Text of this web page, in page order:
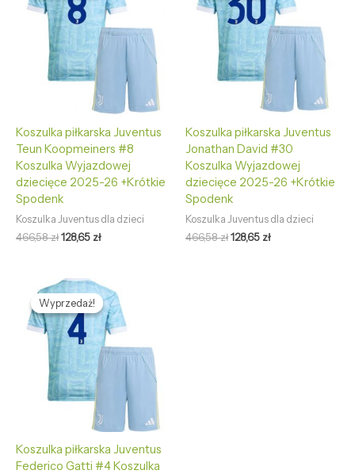
Koszulka piłkarska Juventus
Teun Koopmeiners #8
Koszulka Wyjazdowej
dziecięce 2025-26 +Krótkie
Spodenk
Koszulka Juventus dla dzieci
466,58zł
466,58 zł.
128,65 zł
128,65 zł.
Koszulka piłkarska Juventus
Jonathan David #30
Koszulka Wyjazdowej
dziecięce 2025-26 +Krótkie
Spodenk
Koszulka Juventus dla dzieci
466,58zł
466,58 zł.
128,65 zł
128,65 zł.
Wyprzedaż!
Wyprzedaż!
Koszulka piłkarska Juventus
Federico Gatti #4 Koszulka
Pierwotna
cena
wynosiła:
466,58 zł.
Aktualna
cena
wynosi:
128,65 zł.